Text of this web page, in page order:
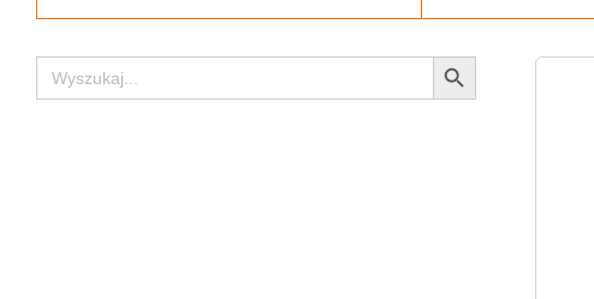
Search
for:
Search Button